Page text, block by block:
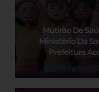
Mutirão De
Ministério Da
Prefeitura